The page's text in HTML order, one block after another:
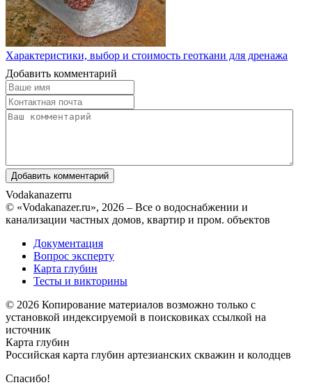
Характеристики, выбор и стоимость геоткани для дренажа
Добавить комментарий
Vodakanazerru
© «Vodakanazer.ru», 2026 – Все о водоснабжении и
канализации частных домов, квартир и пром. объектов
Документация
Вопрос эксперту
Карта глубин
Тесты и викторины
© 2026 Копирование материалов возможно только с
установкой индексируемой в поисковиках ссылкой на
источник
Карта глубин
Российская карта глубин артезианских скважин и колодцев
Спасибо!